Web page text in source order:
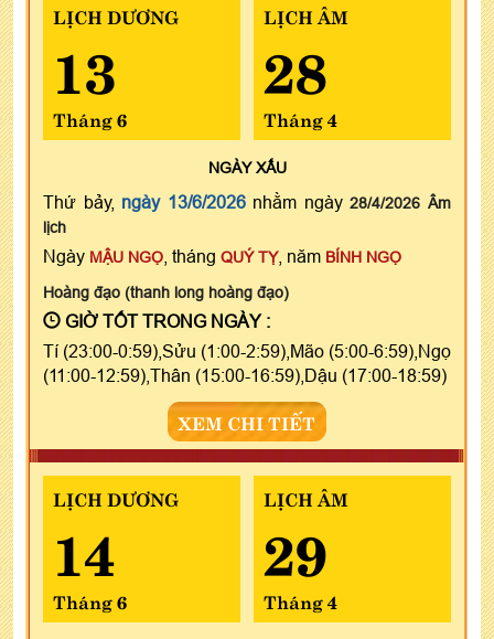
LỊCH DƯƠNG
13
Tháng 6
LỊCH ÂM
28
Tháng 4
NGÀYXẤU
Thứ bảy, ngày 13/6/2026nhằm ngày28/4/2026 Âm
lịch
Ngày MẬU NGỌ , tháng QUÝ TỴ, năm BÍNH NGỌ
Hoàng đạo (thanh long hoàng đạo)
GIỜ TỐT TRONG NGÀY :
Tí (23:00-0:59),Sửu (1:00-2:59),Mão (5:00-6:59),Ngọ
(11:00-12:59),Thân (15:00-16:59),Dậu (17:00-18:59)
XEM CHI TIẾT
LỊCH DƯƠNG
14
Tháng 6
LỊCH ÂM
29
Tháng 4